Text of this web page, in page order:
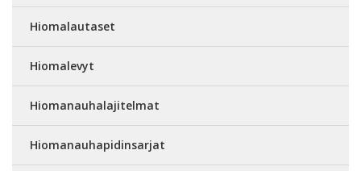
Hiomalautaset
Hiomalevyt
Hiomanauhalajitelmat
Hiomanauhapidinsarjat